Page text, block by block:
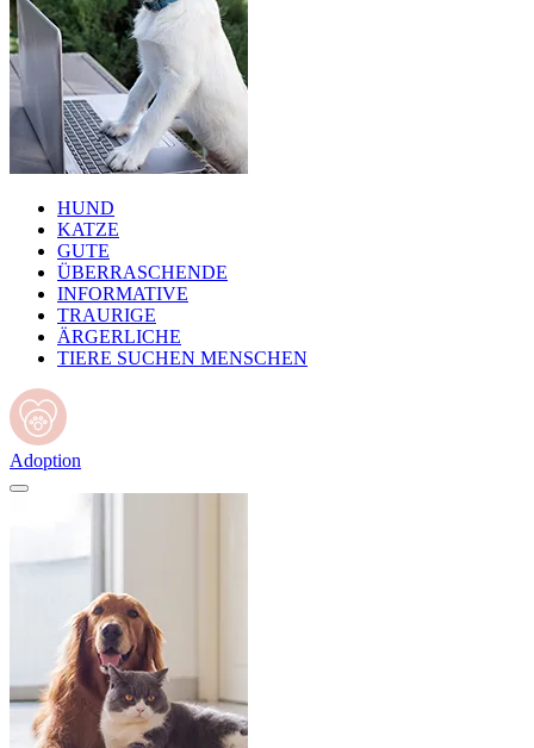
HUND
KATZE
GUTE
ÜBERRASCHENDE
INFORMATIVE
TRAURIGE
ÄRGERLICHE
TIERE SUCHEN MENSCHEN
Adoption